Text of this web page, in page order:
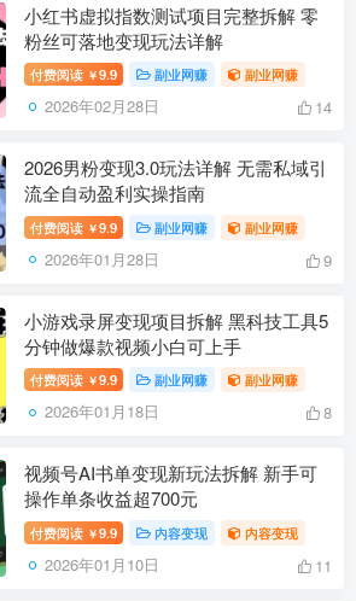
小红书虚拟指数测试项目完整拆解 零
粉丝可落地变现玩法详解
付费阅读 ￥9.9 副业网赚 副业网赚
2026年02月28日 14
2026男粉变现3.0玩法详解 无需私域引
流全自动盈利实操指南
付费阅读 ￥9.9 副业网赚 副业网赚
2026年01月28日 9
小游戏录屏变现项目拆解 黑科技工具5
分钟做爆款视频小白可上手
付费阅读 ￥9.9 副业网赚 副业网赚
2026年01月18日 8
视频号AI书单变现新玩法拆解 新手可
操作单条收益超700元
付费阅读 ￥9.9 内容变现 内容变现
2026年01月10日 11